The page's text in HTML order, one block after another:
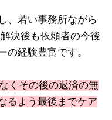
、若い事務所ながら
決後も依頼者の今後
の経験豊富です。
くその後の返済の無
るよう最後までケア